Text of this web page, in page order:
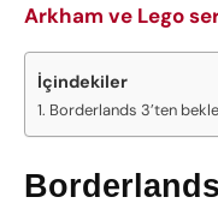
Arkham ve Lego
İçindekiler
Borderlands 3’ten